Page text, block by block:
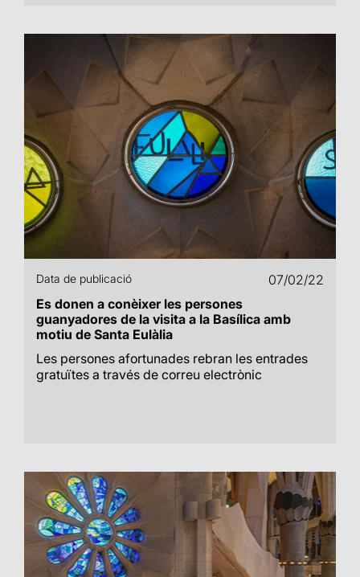
Data de publicació
07/02/22
Es donen a conèixer les persones
guanyadores de la visita a la Basílica amb
motiu de Santa Eulàlia
Les persones afortunades rebran les entrades
gratuïtes a través de correu electrònic